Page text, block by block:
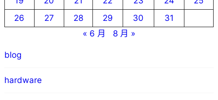
26
27 28 29 30
31
« 6 月
8 月 »
blog
hardware